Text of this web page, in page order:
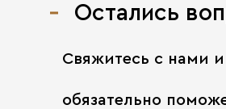
Остались
Свяжитесь с нами
обязательно